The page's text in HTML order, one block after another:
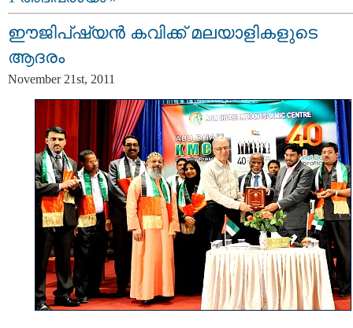
ഈജിപ്ഷ്യന്‍ കവിക്ക് മലയാളികളുടെ
ആദരം
November 21st, 2011